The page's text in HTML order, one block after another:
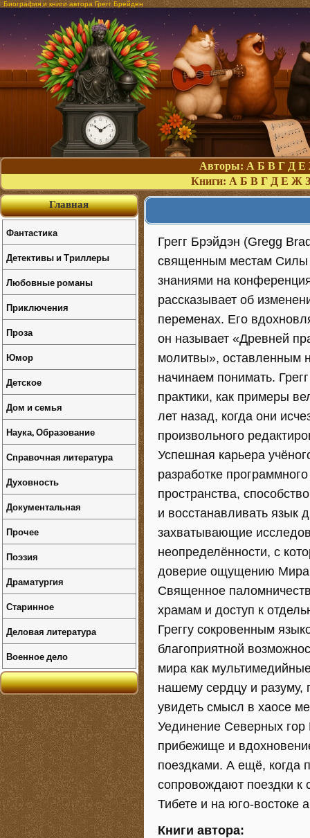
Биография и книги автора Грегг Брейден
Авторы: А Б В Г Д Е
Книги: А Б В Г Д Е Ж З
Грегг Брэйдэн (Gregg
священным местам Силы
знаниями на
рассказывает об
переменах. Его
он называет «Древней
молитвы», оставленным
начинаем понимать.
практики, как примеры
лет назад, когда они
произвольного
Успешная карьера
разработке
пространства,
и восстанавливать язык
захватывающие
неопределённости, с
доверие ощущению Мира,
Священное
храмам и доступ к
Греггу сокровенным
благоприятной
мира как
нашему сердцу и разуму,
увидеть смысл в хаосе
Уединение Северных
прибежище и
поездками. А ещё, когда
сопровождают поездки
Тибете и на юго-востоке
Книги автора:
Главная
Фантастика
Детективы и Триллеры
Любовные романы
Приключения
Проза
Юмор
Детское
Дом и семья
Наука, Образование
Справочная литература
Духовность
Документальная
Прочее
Поэзия
Драматургия
Старинное
Деловая литература
Военное дело